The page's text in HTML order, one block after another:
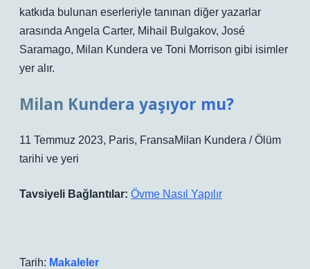
katkıda bulunan eserleriyle tanınan diğer yazarlar
arasında Angela Carter, Mihail Bulgakov, José
Saramago, Milan Kundera ve Toni Morrison gibi isimler
yer alır.
Milan Kundera yaşıyor mu?
11 Temmuz 2023, Paris, FransaMilan Kundera / Ölüm
tarihi ve yeri
Tavsiyeli Bağlantılar: Övme Nasıl Yapılır
Tarih: Makaleler